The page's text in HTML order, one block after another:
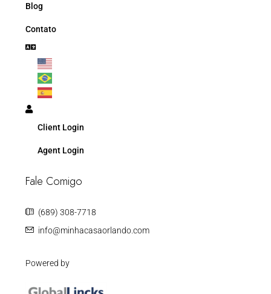
Blog
Contato
Client Login
Agent Login
Fale Comigo
(689) 308-7718
info@minhacasaorlando.com
Powered by